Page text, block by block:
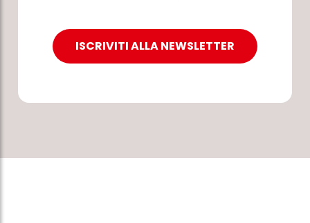
ISCRIVITI ALLA NEWSLETTER